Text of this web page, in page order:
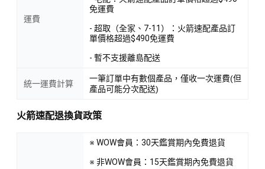
運費
免運費
- 超取（全家、7-11）：火箭速配產品訂
單價格超過$490免運費
- 暫不支援離島配送
統一運費計算
一筆訂單中有數個產品，僅收一次運費(但
產品可能分次配送)
火箭速配退換貨政策
※ WOW會員：30天鑑賞期內免費退貨
※ 非WOW會員：15天鑑賞期內免費退貨